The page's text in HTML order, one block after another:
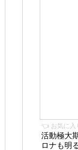
👈 お気に入
活動極大
ロナも明